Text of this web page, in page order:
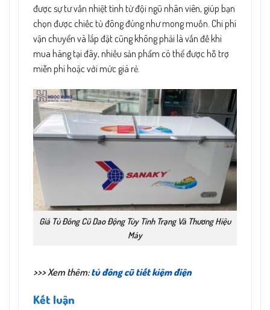
được sự tư vấn nhiệt tình từ đội ngũ nhân viên, giúp bạn
chọn được chiếc tủ đông đúng như mong muốn. Chi phí
vận chuyển và lắp đặt cũng không phải là vấn đề khi
mua hàng tại đây, nhiều sản phẩm có thể được hỗ trợ
miễn phí hoặc với mức giá rẻ.
Giá Tủ Đông Cũ Dao Động Tùy Tình Trạng Và Thương Hiệu
Máy
>>> Xem thêm:tủ đông cũ tiết kiệm điện
Kết luận